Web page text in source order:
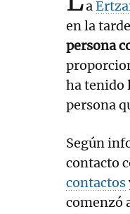
a
en la
persona
ha tenido
persona
Según
contacto
contactos
comenzó